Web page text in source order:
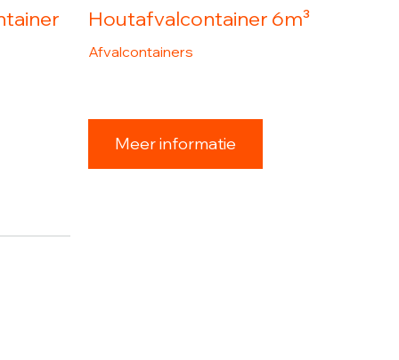
Houtafvalcontainer 6m³
Afvalcontainers
Meer informatie